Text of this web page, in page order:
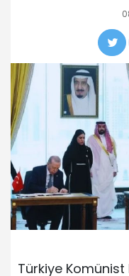
Türkiye Komünist